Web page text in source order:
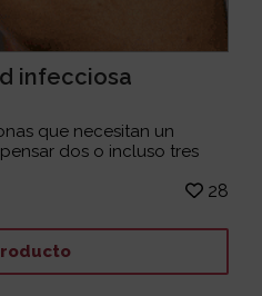
infecciosa
que necesitan un
dos o incluso tres
28